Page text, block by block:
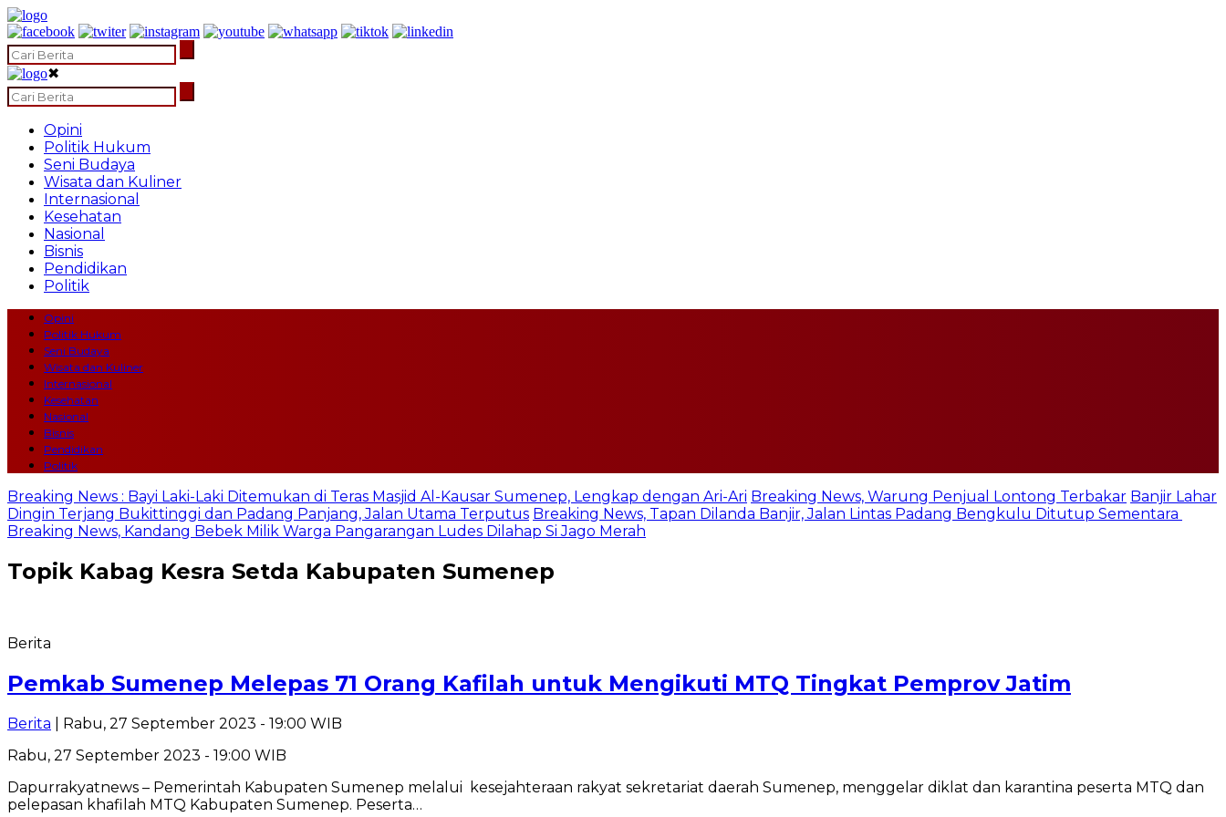
✖
Opini
Politik Hukum
Seni Budaya
Wisata dan Kuliner
Internasional
Kesehatan
Nasional
Bisnis
Pendidikan
Politik
Opini
Politik Hukum
Seni Budaya
Wisata dan Kuliner
Internasional
Kesehatan
Nasional
Bisnis
Pendidikan
Politik
Breaking News : Bayi Laki-Laki Ditemukan di Teras Masjid Al-Kausar Sumenep, Lengkap dengan Ari-Ari Breaking News, Warung Penjual Lontong Terbakar Banjir Lahar
Dingin Terjang Bukittinggi dan Padang Panjang, Jalan Utama Terputus Breaking News, Tapan Dilanda Banjir, Jalan Lintas Padang Bengkulu Ditutup Sementara
Breaking News, Kandang Bebek Milik Warga Pangarangan Ludes Dilahap Si Jago Merah
Topik Kabag Kesra Setda Kabupaten Sumenep
Berita
Pemkab Sumenep Melepas 71 Orang Kafilah untuk Mengikuti MTQ Tingkat Pemprov Jatim
Berita | Rabu, 27 September 2023 - 19:00 WIB
Rabu, 27 September 2023 - 19:00 WIB
Dapurrakyatnews – Pemerintah Kabupaten Sumenep melalui kesejahteraan rakyat sekretariat daerah Sumenep, menggelar diklat dan karantina peserta MTQ dan
pelepasan khafilah MTQ Kabupaten Sumenep. Peserta…